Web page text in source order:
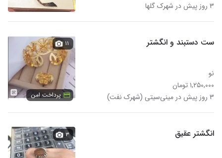
۳ روز پیش در شهرک گلها
ست دستبند و انگشتر
نو
۱,۲۵۰,۰۰۰ تومان
۳ روز پیش در مینی‌سیتی (شهرک نفت)
۱۱
پرداخت امن
انگشتر عقیق ۳